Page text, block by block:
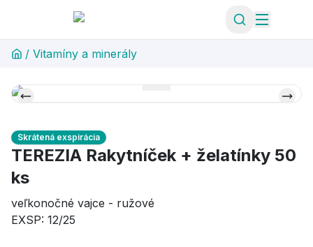
/ Vitamíny a minerály
Skrátená exspirácia
TEREZIA Rakytníček + želatínky 50
ks
veľkonočné vajce - ružové
EXSP: 12/25